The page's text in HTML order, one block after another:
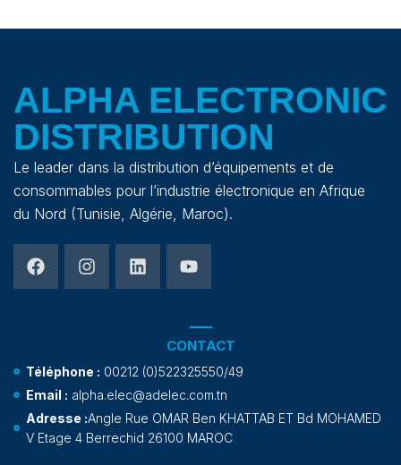
ALPHA ELECTRONIC
DISTRIBUTION
Le leader dans la distribution d’équipements et de
consommables pour l’industrie électronique en Afrique
du Nord (Tunisie, Algérie, Maroc).
CONTACT
Téléphone : 00212 (0)522325550/49
Email : alpha.elec@adelec.com.tn
Adresse :Angle Rue OMAR Ben KHATTAB ET Bd MOHAMED
V Etage 4 Berrechid 26100 MAROC